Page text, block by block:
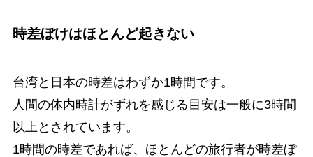
時差ぼけはほとんど起きない
台湾と日本の時差はわずか1時間です。
人間の体内時計がずれを感じる目安は一般に3時間
以上とされています。
1時間の時差であれば、ほとんどの旅行者が時差ぼ